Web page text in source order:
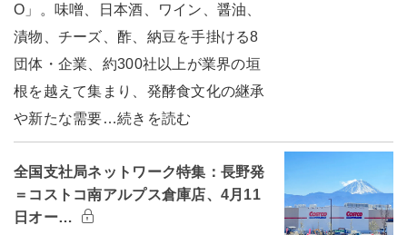
O」。味噌、日本酒、ワイン、醤油、
漬物、チーズ、酢、納豆を手掛ける8
団体・企業、約300社以上が業界の垣
根を越えて集まり、発酵食文化の継承
や新たな需要…続きを読む
全国支社局ネットワーク特集：長野発
＝コストコ南アルプス倉庫店、4月11
日オー…